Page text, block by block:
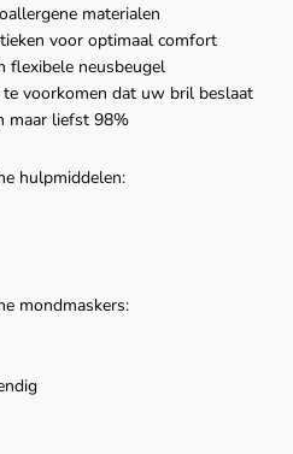
materialen
voor optimaal comfort
flexibele neusbeugel
voorkomen dat uw bril beslaat
maar liefst 98%
hulpmiddelen:
mondmaskers: